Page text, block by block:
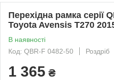
Перехідна рамка серії
Toyota Avensis T270
В наявності
Код: QBR-F 0482-50
Роздріб
1 365 ₴